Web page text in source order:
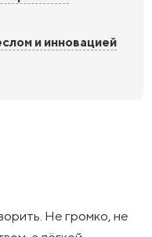
и инновацией
Не громко, не